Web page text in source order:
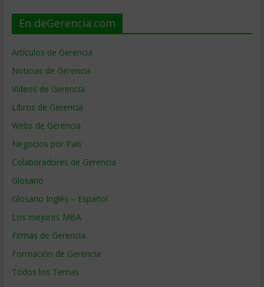
En deGerencia.com
Artículos de Gerencia
Noticias de Gerencia
Videos de Gerencia
Libros de Gerencia
Webs de Gerencia
Negocios por País
Colaboradores de Gerencia
Glosario
Glosario Inglés – Español
Los mejores MBA
Firmas de Gerencia
Formación de Gerencia
Todos los Temas